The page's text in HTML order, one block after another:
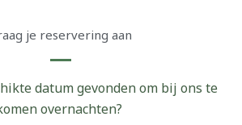
je reservering aan
datum gevonden om bij ons te
overnachten?